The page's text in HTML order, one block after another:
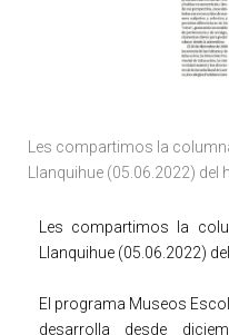
Les compartimos la
Llanquihue (05.06.2022)
Les compartimos la
Llanquihue (05.06.2022)
El programa Museos
desarrolla desde